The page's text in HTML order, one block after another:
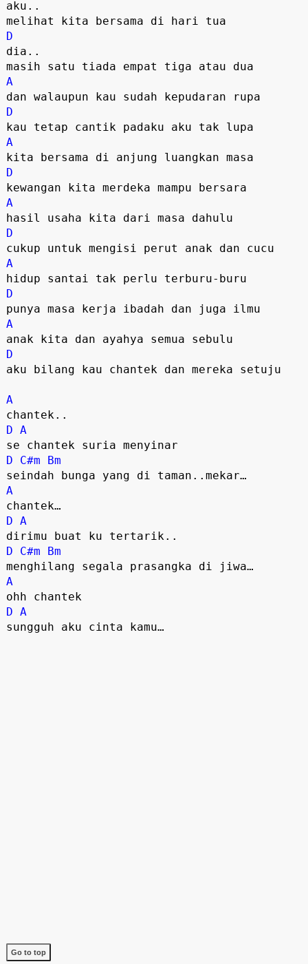
aku..
melihat kita bersama di hari tua
D
dia..
masih satu tiada empat tiga atau dua
A
dan walaupun kau sudah kepudaran rupa
D
kau tetap cantik padaku aku tak lupa
A
kita bersama di anjung luangkan masa
D
kewangan kita merdeka mampu bersara
A
hasil usaha kita dari masa dahulu
D
cukup untuk mengisi perut anak dan cucu
A
hidup santai tak perlu terburu-buru
D
punya masa kerja ibadah dan juga ilmu
A
anak kita dan ayahya semua sebulu
D
aku bilang kau chantek dan mereka setuju
A
chantek..
D A
se chantek suria menyinar
D
C#m
Bm
seindah bunga yang di taman..mekar…
A
chantek…
D A
dirimu buat ku tertarik..
D
C#m
Bm
menghilang segala prasangka di jiwa…
A
ohh chantek
D A
sungguh aku cinta kamu…
Go to top